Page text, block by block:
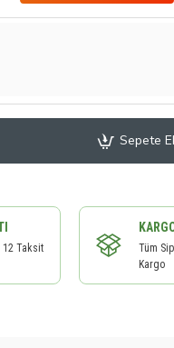
Sepete
12 Taksit
Tüm
Kargo